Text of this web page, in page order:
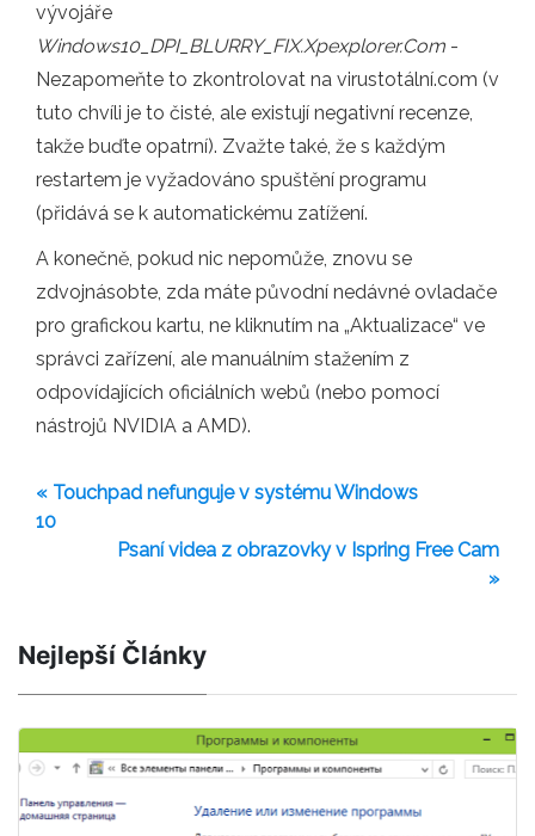
vývojáře
Windows10_DPI_BLURRY_FIX.Xpexplorer.Com -
Nezapomeňte to zkontrolovat na virustotální.com (v
tuto chvíli je to čisté, ale existují negativní recenze,
takže buďte opatrní). Zvažte také, že s každým
restartem je vyžadováno spuštění programu
(přidává se k automatickému zatížení.
A konečně, pokud nic nepomůže, znovu se
zdvojnásobte, zda máte původní nedávné ovladače
pro grafickou kartu, ne kliknutím na „Aktualizace“ ve
správci zařízení, ale manuálním stažením z
odpovídajících oficiálních webů (nebo pomocí
nástrojů NVIDIA a AMD).
« Touchpad nefunguje v systému Windows
10
Psaní videa z obrazovky v Ispring Free Cam
»
Nejlepší Články